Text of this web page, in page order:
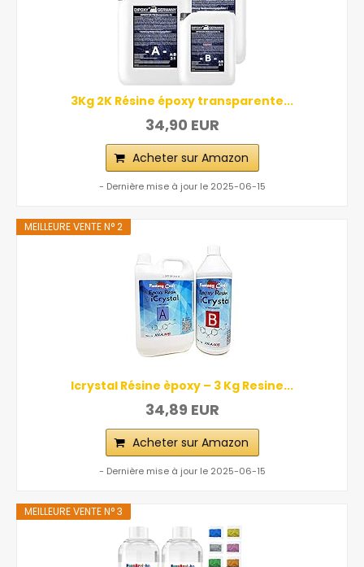
3Kg 2K Résine époxy transparente...
34,90 EUR
Acheter sur Amazon
- Dernière mise à jour le 2025-06-15
MEILLEURE VENTE N° 2
Icrystal Résine èpoxy – 3 Kg Resine...
34,89 EUR
Acheter sur Amazon
- Dernière mise à jour le 2025-06-15
MEILLEURE VENTE N° 3